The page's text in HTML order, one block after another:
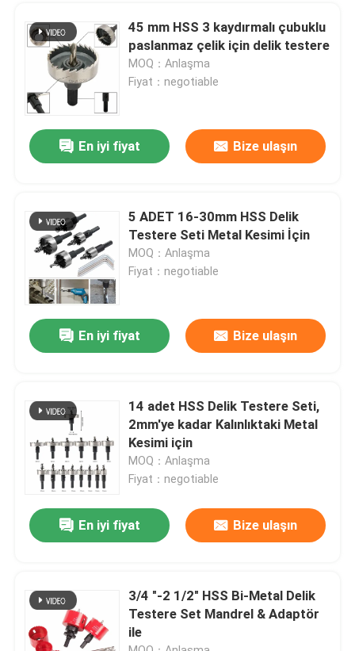
Ürün:% s
Hakkımızda
Fabrika turu
Bizimle iletişime geçin
Haberler
Bir teklif isteği
HSS Matkap Uçları
Duvarcılık Matkap Ucu
45 mm HSS 3 kaydırmalı çubuklu
paslanmaz çelik için delik testere
MOQ：Anlaşma
Fiyat：negotiable
En iyi fiyat Bize ulaşın
5 ADET 16-30mm HSS Delik
Testere Seti Metal Kesimi İçin
MOQ：Anlaşma
Fiyat：negotiable
En iyi fiyat Bize ulaşın
14 adet HSS Delik Testere Seti,
2mm'ye kadar Kalınlıktaki Metal
Kesimi için
MOQ：Anlaşma
Fiyat：negotiable
En iyi fiyat Bize ulaşın
3/4 "-2 1/2" HSS Bi-Metal Delik
Testere Set Mandrel & Adaptör
ile